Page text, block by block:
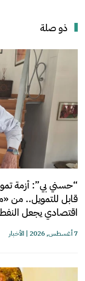
ذو صلة
“حسني بي”: أزمة
قابل للتمويل.. من
اقتصادي يجعل
7 أغسطس, 2026 |الأخبار